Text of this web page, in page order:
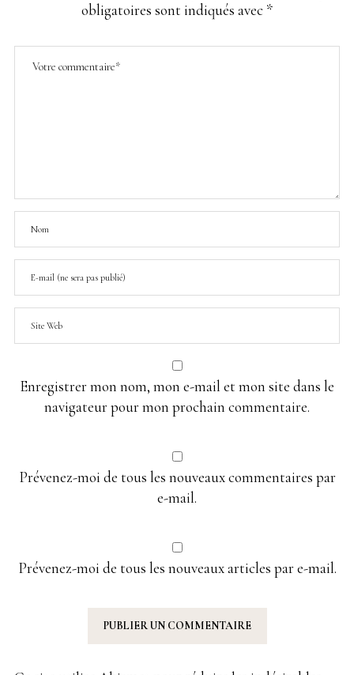
obligatoires sont indiqués avec *
Enregistrer mon nom, mon e-mail et mon site dans le
navigateur pour mon prochain commentaire.
Prévenez-moi de tous les nouveaux commentaires par
e-mail.
Prévenez-moi de tous les nouveaux articles par e-mail.